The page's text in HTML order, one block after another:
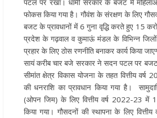
मुख्यमंत्री पुष्कर
बटालियन
संवाद कर आपदा
जानकारी
पटल पर रखा। धामी सरकार के बजट में
फोकस किया गया है। गौवंश के संरक्षण के लिए
बजट के प्रावधानों में 6 गुना वृद्धि करते हुए 15
प्रदेश के गढ़वाल व कुमाऊं मंडल के विभिन्न जिलों
प्रहार के लिए ठोस रणनीति बनाकर कार्य किया
सायं करीब चार बजे सरकार ने सदन पटल पर
सीमांत क्षेत्र विकास योजना के तहत वित्तीय
की धनराशि का प्रावधान किया गया है।
(ओपन जिम) के लिए वित्तीय वर्ष 2022-23 में
किया गया। गौसदनों की स्थापना के लिए